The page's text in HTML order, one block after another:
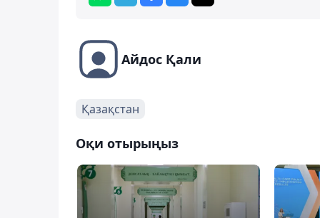
Айдос Қали
Қазақстан
Оқи отырыңыз